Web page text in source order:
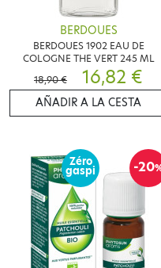
BERDOUES
BERDOUES 1902 EAU DE
COLOGNE THE VERT 245 ML
18,90 €
16,82 €
AÑADIR A LA CESTA
-20
Zéro
gaspi